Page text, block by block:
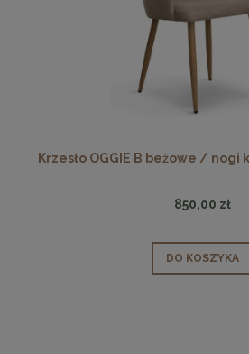
Krzesło OGGIE B beżowe /
850,00 zł
DO KOSZYKA